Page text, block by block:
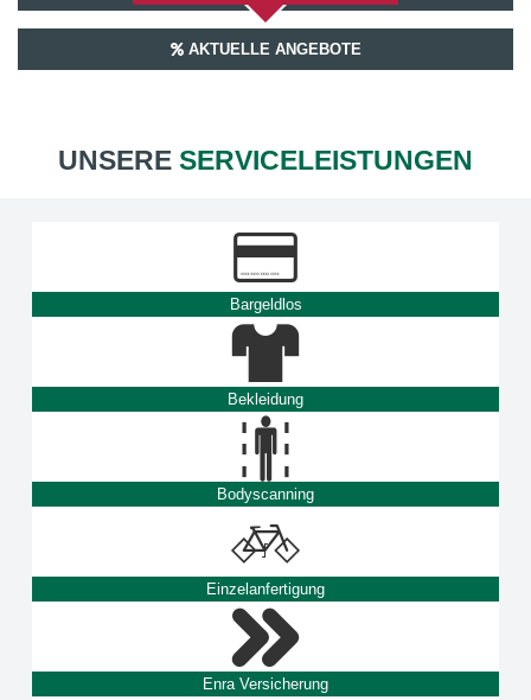
AKTUELLE ANGEBOTE
UNSERE SERVICELEISTUNGEN
Bargeldlos
Bekleidung
Bodyscanning
Einzelanfertigung
Enra Versicherung